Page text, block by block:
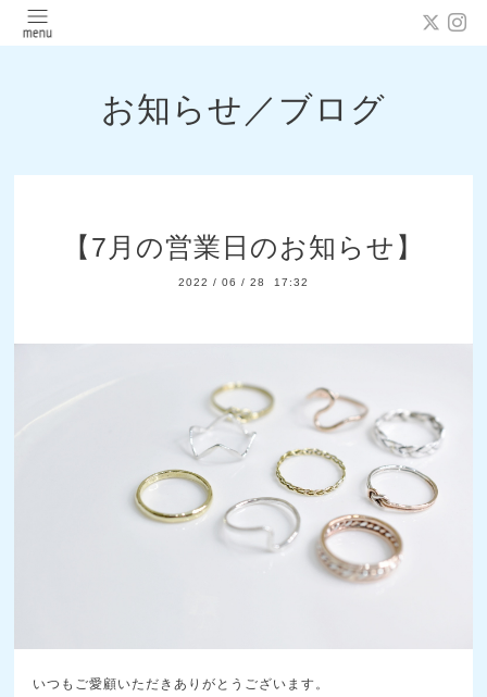
お知らせ／ブログ
【7月の営業日のお知らせ】
2022 / 06 / 28 17:32
いつもご愛顧いただきありがとうございます。